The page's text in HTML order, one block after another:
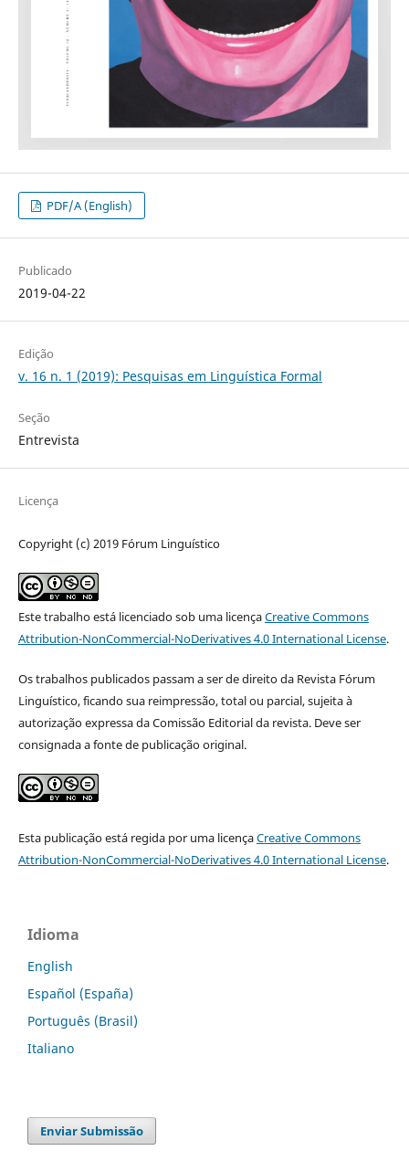
PDF/A (English)
Publicado
2019-04-22
Edição
v. 16 n. 1 (2019): Pesquisas em Linguística Formal
Seção
Entrevista
Licença
Copyright (c) 2019 Fórum Linguístico
Este trabalho está licenciado sob uma licençaCreative Commons
Attribution-NonCommercial-NoDerivatives 4.0 International License.
Os trabalhos publicados passam a ser de direito da Revista Fórum
Linguístico, ficando sua reimpressão, total ou parcial, sujeita à
autorização expressa da Comissão Editorial da revista. Deve ser
consignada a fonte de publicação original.
Esta publicação está regida por uma licençaCreative Commons
Attribution-NonCommercial-NoDerivatives 4.0 International License.
Idioma
English
Español (España)
Português (Brasil)
Italiano
Enviar Submissão